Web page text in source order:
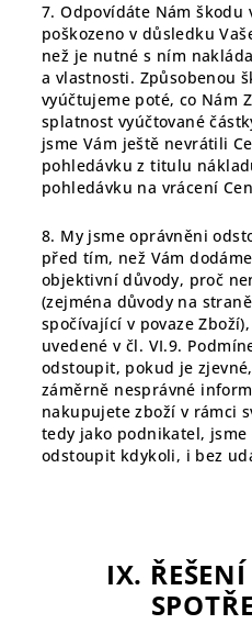
7. Odpovídáte Nám
poškozeno v důsledku
než je nutné s ním
a vlastnosti. Způsobenou
vyúčtujeme poté, co Nám
splatnost vyúčtované
jsme Vám ještě nevrátili
pohledávku z titulu
pohledávku na vrácení
8. My jsme oprávněni
před tím, než Vám
objektivní důvody, proč
(zejména důvody na
spočívající v povaze
uvedené v čl. VI.9.
odstoupit, pokud je
záměrně nesprávné
nakupujete zboží v rámci
tedy jako podnikatel, jsme
odstoupit kdykoli, i bez
IX.